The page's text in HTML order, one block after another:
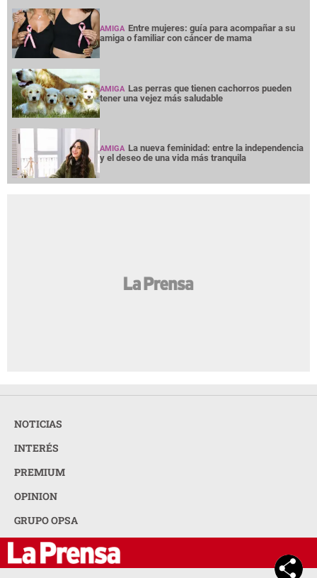
AMIGA Entre mujeres: guía para acompañar a su
amiga o familiar con cáncer de mama
AMIGA Las perras que tienen cachorros pueden
tener una vejez más saludable
AMIGA La nueva feminidad: entre la independencia
y el deseo de una vida más tranquila
NOTICIAS
INTERÉS
PREMIUM
OPINION
GRUPO OPSA